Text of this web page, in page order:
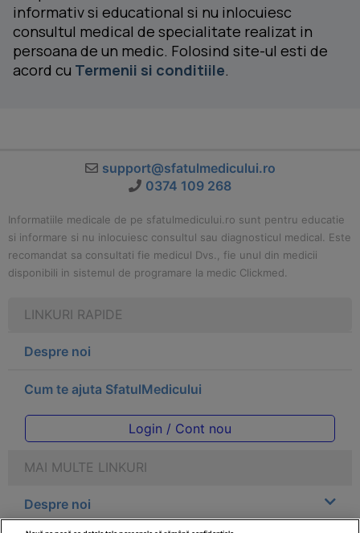
informativ si educational si nu inlocuiesc
consultul medical de specialitate realizat in
persoana de un medic. Folosind site-ul esti de
acord cu Termenii si conditiile.
support@sfatulmedicului.ro
0374 109 268
Informatiile medicale de pe sfatulmedicului.ro sunt pentru educatie
si informare si nu inlocuiesc consultul sau diagnosticul medical. Este
recomandat sa consultati fie medicul Dvs., fie unul din medicii
disponibili in sistemul de programare la medic Clickmed.
LINKURI RAPIDE
Despre noi
Cum te ajuta SfatulMedicului
Login / Cont nou
MAI MULTE LINKURI
Despre noi